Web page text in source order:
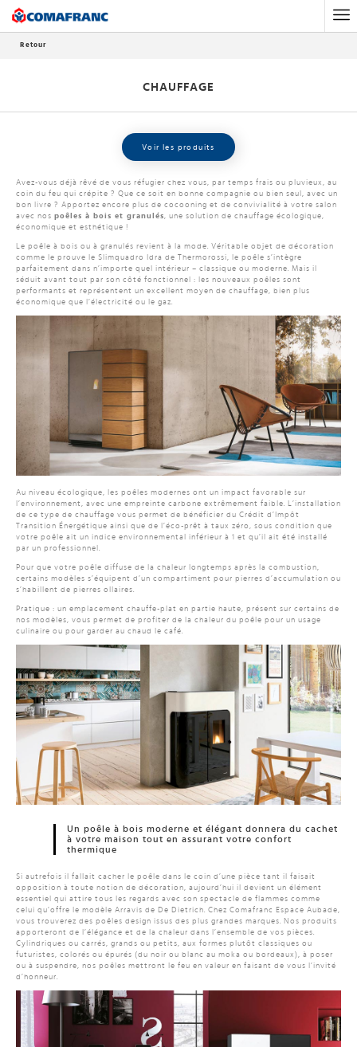
Accueil Chauffage
CHAUFFAGE
Retour
Voir les produits
Avez-vous déjà rêvé de vous réfugier chez vous, par temps frais ou pluvieux, au
coin du feu qui crépite ? Que ce soit en bonne compagnie ou bien seul, avec un
bon livre ? Apportez encore plus de cocooning et de convivialité à votre salon
avec nos poêles à bois et granulés, une solution de chauffage écologique,
économique et esthétique !
Le poêle à bois ou à granulés revient à la mode. Véritable objet de décoration
comme le prouve le Slimquadro Idra de Thermorossi, le poêle s’intègre
parfaitement dans n’importe quel intérieur – classique ou moderne. Mais il
séduit avant tout par son côté fonctionnel : les nouveaux poêles sont
performants et représentent un excellent moyen de chauffage, bien plus
économique que l’électricité ou le gaz.
Au niveau écologique, les poêles modernes ont un impact favorable sur
l’environnement, avec une empreinte carbone extrêmement faible. L’installation
de ce type de chauffage vous permet de bénéficier du Crédit d’Impôt
Transition Énergétique ainsi que de l’éco-prêt à taux zéro, sous condition que
votre poêle ait un indice environnemental inférieur à 1 et qu’il ait été installé
par un professionnel.
Pour que votre poêle diffuse de la chaleur longtemps après la combustion,
certains modèles s’équipent d’un compartiment pour pierres d’accumulation ou
s’habillent de pierres ollaires.
Pratique : un emplacement chauffe-plat en partie haute, présent sur certains de
nos modèles, vous permet de profiter de la chaleur du poêle pour un usage
culinaire ou pour garder au chaud le café.
Un poêle à bois moderne et élégant donnera du cachet
à votre maison tout en assurant votre confort
thermique
Si autrefois il fallait cacher le poêle dans le coin d’une pièce tant il faisait
opposition à toute notion de décoration, aujourd’hui il devient un élément
essentiel qui attire tous les regards avec son spectacle de flammes comme
celui qu’offre le modèle Arravis de De Dietrich. Chez Comafranc Espace Aubade,
vous trouverez des poêles design issus des plus grandes marques. Nos produits
apporteront de l’élégance et de la chaleur dans l’ensemble de vos pièces.
Cylindriques ou carrés, grands ou petits, aux formes plutôt classiques ou
futuristes, colorés ou épurés (du noir ou blanc au moka ou bordeaux), à poser
ou à suspendre, nos poêles mettront le feu en valeur en faisant de vous l’invité
d’honneur.